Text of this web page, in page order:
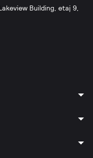
Building, etaj 9,